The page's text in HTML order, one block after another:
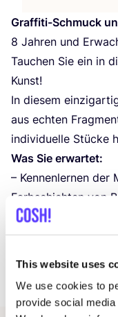
This website uses
We use cookies to
provide social
Graf­fi­ti-Schmuck
8 Jah­ren und
Tau­chen Sie ein in
Kunst!
In die­sem
aus ech­ten
indi­vi­du­el­le Stü­cke
Was Sie erwartet:
– Ken­nen­ler­nen der
Farb­schich­ten von
– Ein­fa­che
Datum und Uhr­zeit: